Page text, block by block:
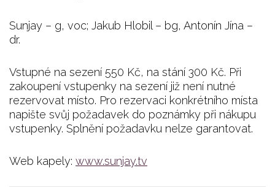
Sunjay – g, voc; Jakub Hlobil – bg, Antonín Jína –
dr.
Vstupné na sezení 550 Kč, na stání 300 Kč. Při
zakoupení vstupenky na sezení již není nutné
rezervovat místo. Pro rezervaci konkrétního místa
napište svůj požadavek do poznámky při nákupu
vstupenky. Splnění požadavku nelze garantovat.
Web kapely: www.sunjay.tv